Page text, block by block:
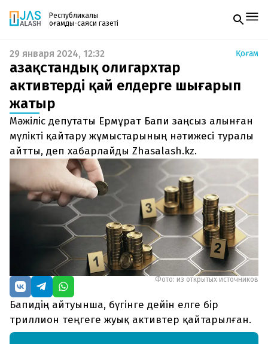
Республикалық
қоғамдық-саяси газеті
Жаңалықтар
Спорт
Live
Руханият
Аймақ
Архив
Заң және тәртіп
Редакциямен байланыс
+7 708 604 51 06
Жарнама бөлімі
+7 701 220 64 52
Пошта
zhasalash100@gmail.com
Газетке жазылу
PDF форматтағы газетті ай сайын электронды
поштаңызға алып отырыңыз. Жаңа нөмір
шыққан сәтте сізге бірден жіберіледі. Тек email
енгізіңіз, біз қалғанын өзіміз жібереміз.
29 января 2024, 12:32 Қоғам
Қазақстандық олигархтар
активтерді қай елдерге шығарып
жатыр
Мәжіліс депутаты Ермұрат Бапи заңсыз алынған
мүлікті қайтару жұмыстарының нәтижесі туралы
айтты, деп хабарлайды Zhasalash.kz.
Фото: из открытых источников
Бапидің айтуынша, бүгінге дейін елге бір
триллион теңгеге жуық активтер қайтарылған.